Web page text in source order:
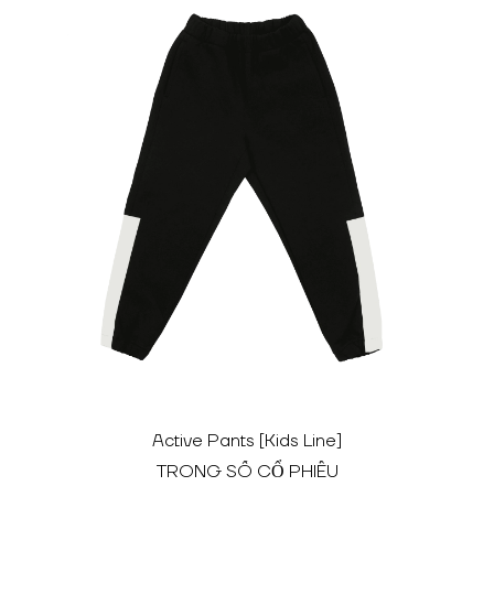
Active Pants [Kids Line]
TRONG SỐ CỔ PHIẾU